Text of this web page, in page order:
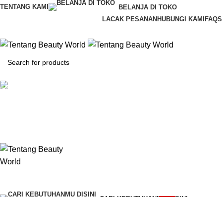
TENTANG KAMI
BELANJA DI TOKO
LACAK PESANAN HUBUNGI KAMI FAQS